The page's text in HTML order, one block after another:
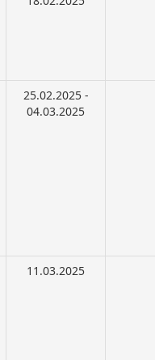
25.02.2025 -
04.03.2025
11.03.2025